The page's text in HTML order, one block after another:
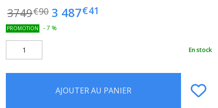
3749€90 3 487€41
PROMOTION -7 %
En stock
AJOUTER AU PANIER